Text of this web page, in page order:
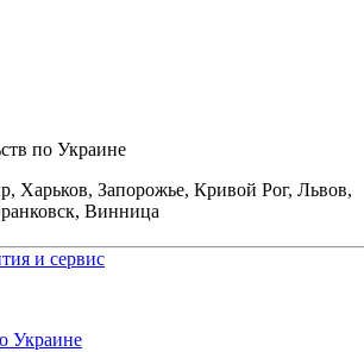
по Украине
Харьков, Запорожье, Кривой Рог, Львов,
Винница
и сервис
Украине